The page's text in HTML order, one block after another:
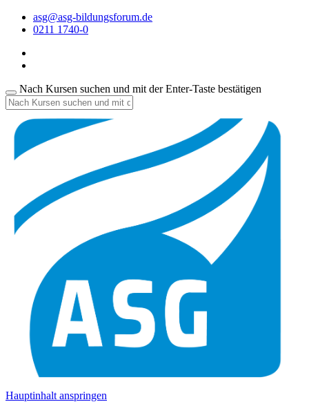
asg@asg-bildungsforum.de
0211 1740-0
Nach Kursen suchen und mit der Enter-Taste bestätigen
Hauptinhalt anspringen